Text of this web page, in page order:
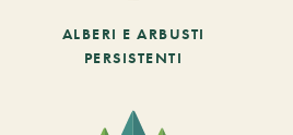
ALBERI E ARBUSTI
PERSISTENTI